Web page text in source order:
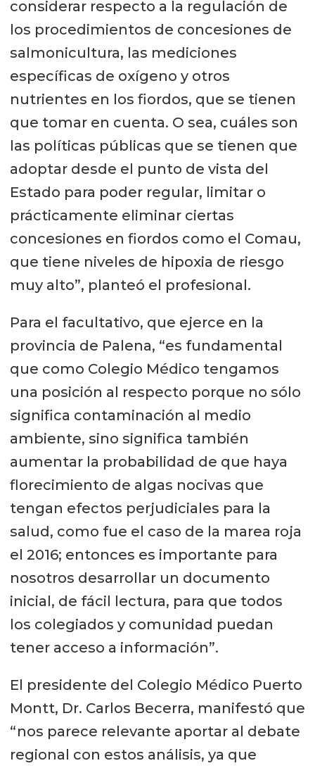
considerar respecto a la regulación de
los procedimientos de concesiones de
salmonicultura, las mediciones
específicas de oxígeno y otros
nutrientes en los fiordos, que se tienen
que tomar en cuenta. O sea, cuáles son
las políticas públicas que se tienen que
adoptar desde el punto de vista del
Estado para poder regular, limitar o
prácticamente eliminar ciertas
concesiones en fiordos como el Comau,
que tiene niveles de hipoxia de riesgo
muy alto”, planteó el profesional.
Para el facultativo, que ejerce en la
provincia de Palena, “es fundamental
que como Colegio Médico tengamos
una posición al respecto porque no sólo
significa contaminación al medio
ambiente, sino significa también
aumentar la probabilidad de que haya
florecimiento de algas nocivas que
tengan efectos perjudiciales para la
salud, como fue el caso de la marea roja
el 2016; entonces es importante para
nosotros desarrollar un documento
inicial, de fácil lectura, para que todos
los colegiados y comunidad puedan
tener acceso a información”.
El presidente del Colegio Médico Puerto
Montt, Dr. Carlos Becerra, manifestó que
“nos parece relevante aportar al debate
regional con estos análisis, ya que